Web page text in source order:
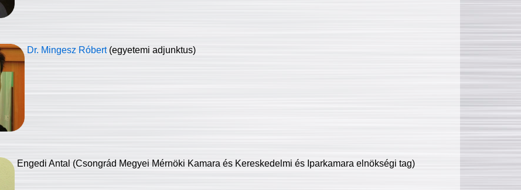
Dr. Mingesz Róbert (egyetemi adjunktus)
Engedi Antal (Csongrád Megyei Mérnöki Kamara és Kereskedelmi és Iparkamara elnökségi tag)